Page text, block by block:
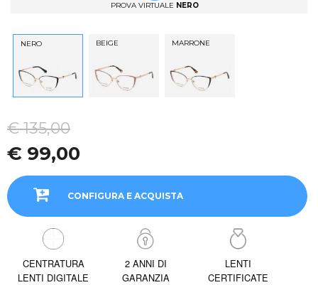
PROVA VIRTUALE NERO
NERO BEIGE MARRONE
€ 135,00
€ 99,00
CONFIGURA E ACQUISTA
CENTRATURA
LENTI DIGITALE
2 ANNI DI
GARANZIA
LENTI
CERTIFICATE